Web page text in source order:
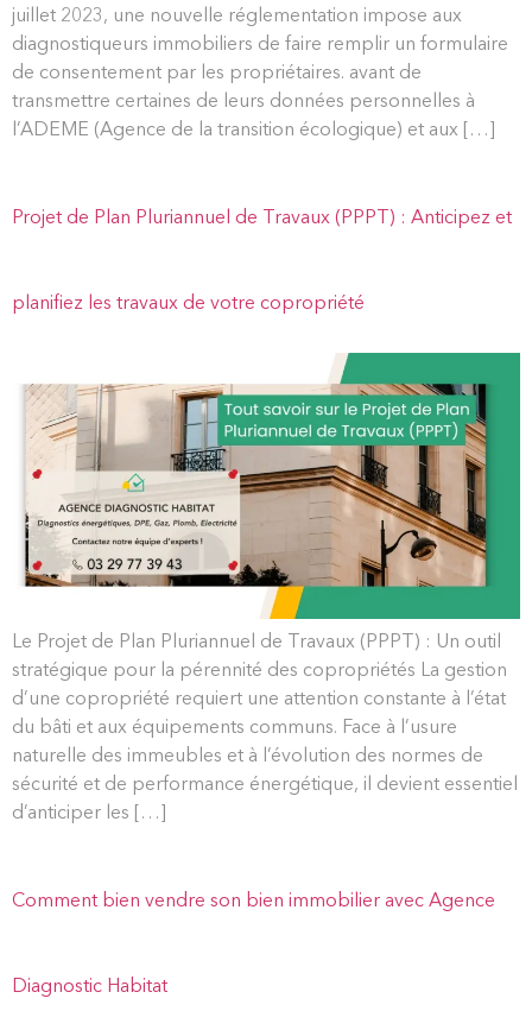
juillet 2023, une nouvelle réglementation impose aux
diagnostiqueurs immobiliers de faire remplir un formulaire
de consentement par les propriétaires. avant de
transmettre certaines de leurs données personnelles à
l’ADEME (Agence de la transition écologique) et aux […]
Projet de Plan Pluriannuel de Travaux (PPPT) : Anticipez et
planifiez les travaux de votre copropriété
Le Projet de Plan Pluriannuel de Travaux (PPPT) : Un outil
stratégique pour la pérennité des copropriétés La gestion
d’une copropriété requiert une attention constante à l’état
du bâti et aux équipements communs. Face à l’usure
naturelle des immeubles et à l’évolution des normes de
sécurité et de performance énergétique, il devient essentiel
d’anticiper les […]
Comment bien vendre son bien immobilier avec Agence
Diagnostic Habitat